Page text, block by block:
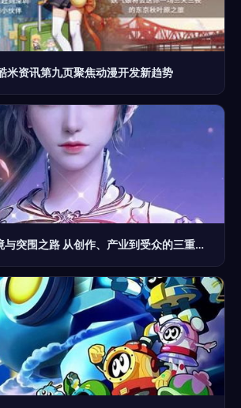
米资讯第九页聚焦动漫开发新趋势
国产动画发展困境与突围之路 从创作、产业到受众的三重变化